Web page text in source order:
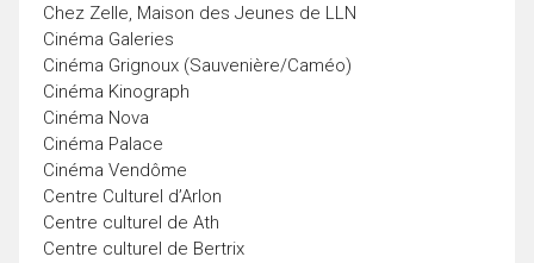
Chez Zelle, Maison des Jeunes de LLN
Cinéma Galeries
Cinéma Grignoux (Sauvenière/Caméo)
Cinéma Kinograph
Cinéma Nova
Cinéma Palace
Cinéma Vendôme
Centre Culturel d’Arlon
Centre culturel de Ath
Centre culturel de Bertrix